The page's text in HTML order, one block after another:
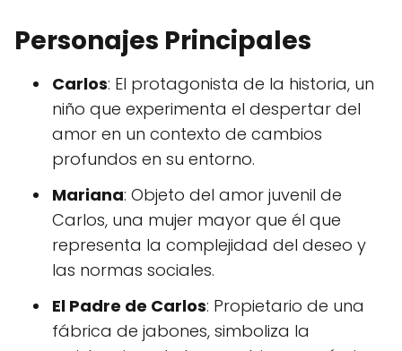
Personajes Principales
Carlos: El protagonista de la historia, un
niño que experimenta el despertar del
amor en un contexto de cambios
profundos en su entorno.
Mariana: Objeto del amor juvenil de
Carlos, una mujer mayor que él que
representa la complejidad del deseo y
las normas sociales.
El Padre de Carlos: Propietario de una
fábrica de jabones, simboliza la